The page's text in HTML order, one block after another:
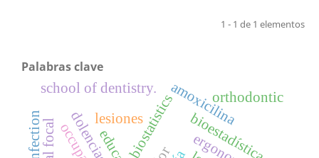
1 - 1 de 1 elementos
Palabras clave
bioestadística
biostatistics
school of dentistry. amoxicilinaorthodontic
lesiones